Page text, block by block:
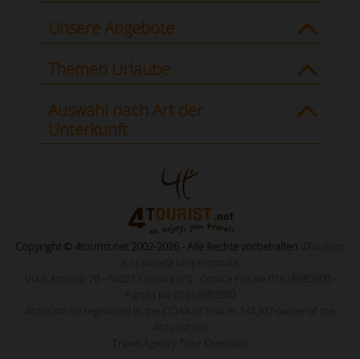
Unsere Angebote
Themen Urlaube
Auswahl nach Art der
Unterkunft
Copyright © 4tourist.net 2002-2026 - Alle Rechte vorbehalten 4Tourism
s.r.l società unipersonale
Via S.Antioco 70 - 56021 Cascina (PI) - Codice Fiscale 01618980500 -
Partita Iva 01618980500
4tourism srl registered in the CCIAA of Pisa nr.141307 owner of the
4tourist.net
Travel Agency Tour Operator